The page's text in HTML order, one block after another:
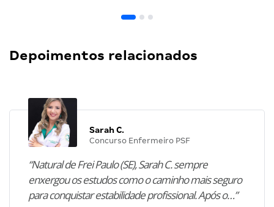
Depoimentos relacionados
Sarah C.
Concurso Enfermeiro PSF
“Natural de Frei Paulo (SE), Sarah C. sempre
enxergou os estudos como o caminho mais seguro
para conquistar estabilidade profissional. Após o…”